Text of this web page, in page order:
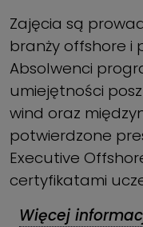
Zajęcia są
branży offshore i
Absolwenci
umiejętności
wind oraz
potwierdzone
Executive
certyfikatami
Więcej